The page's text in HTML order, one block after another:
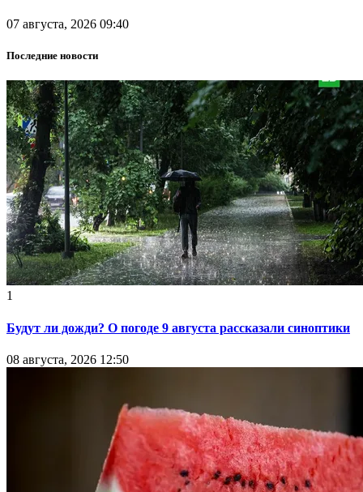
07 августа, 2026 09:40
Последние новости
1
Будут ли дожди? О погоде 9 августа рассказали синоптики
08 августа, 2026 12:50